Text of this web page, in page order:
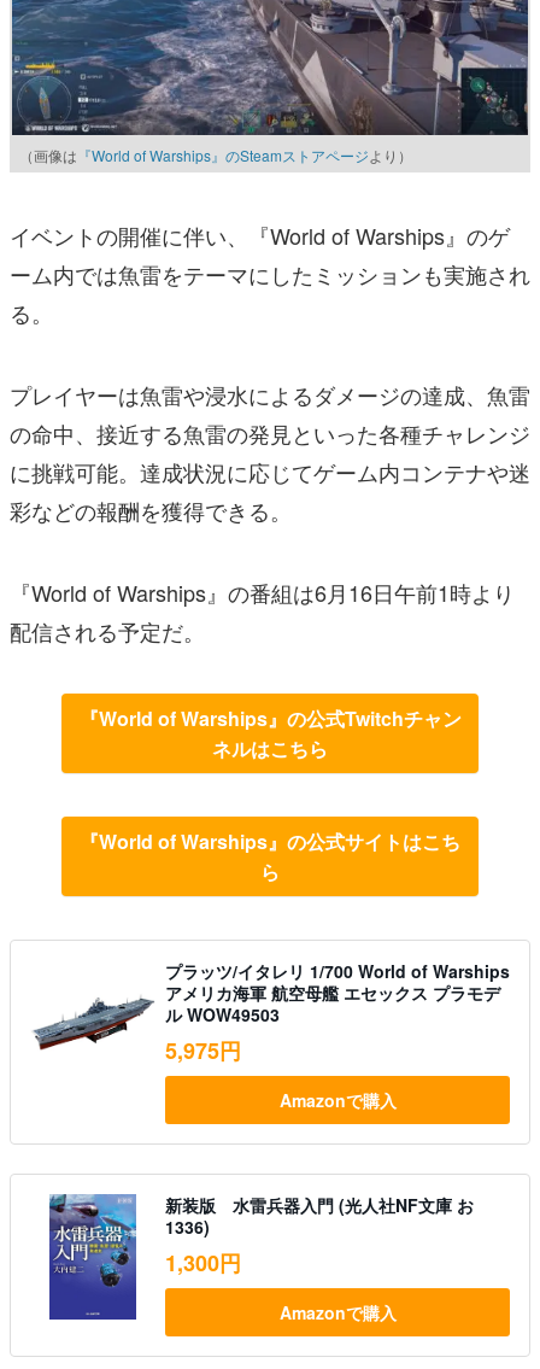
（画像は 『World of Warships』のSteamストアページより）
イベントの開催に伴い、『World of Warships』のゲ
ーム内では魚雷をテーマにしたミッションも実施され
る。
プレイヤーは魚雷や浸水によるダメージの達成、魚雷
の命中、接近する魚雷の発見といった各種チャレンジ
に挑戦可能。達成状況に応じてゲーム内コンテナや迷
彩などの報酬を獲得できる。
『World of Warships』の番組は6月16日午前1時より
配信される予定だ。
『World of Warships』の公式Twitchチャン
ネルはこちら
『World of Warships』の公式サイトはこち
ら
プラッツ/イタレリ 1/700 World of Warships
アメリカ海軍 航空母艦 エセックス プラモデ
ル WOW49503
5,975円
Amazonで購入
新装版 水雷兵器入門 (光人社NF文庫 お
1336)
1,300円
Amazonで購入